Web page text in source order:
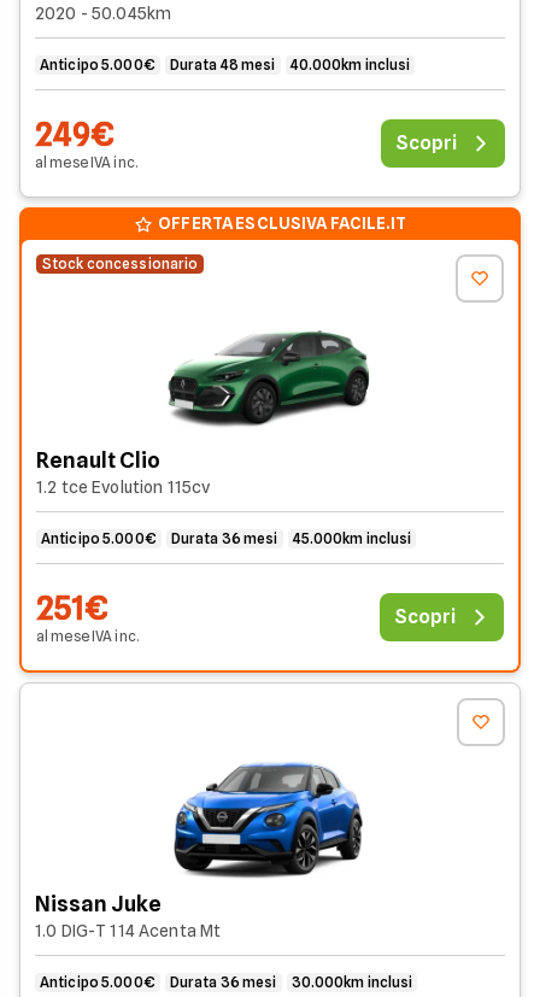
2020 - 50.045km
Anticipo 5.000€ Durata 48 mesi 40.000km inclusi
249€
al meseIVAinc.
Scopri
OFFERTA ESCLUSIVA FACILE.IT
Stock concessionario
Renault Clio
1.2 tce Evolution 115cv
Anticipo 5.000€ Durata 36 mesi 45.000km inclusi
251€
al meseIVAinc.
Scopri
Nissan Juke
1.0 DIG-T 114 Acenta Mt
Anticipo 5.000€ Durata 36 mesi 30.000km inclusi